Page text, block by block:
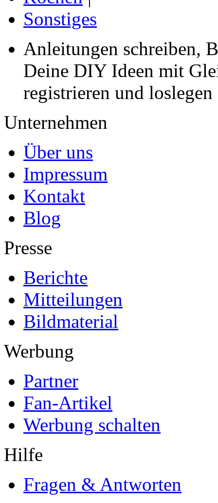
Sonstiges
Anleitungen schreiben,
Deine DIY Ideen mit
registrieren und loslegen
Unternehmen
Über uns
Impressum
Kontakt
Blog
Presse
Berichte
Mitteilungen
Bildmaterial
Werbung
Partner
Fan-Artikel
Werbung schalten
Hilfe
Fragen & Antworten